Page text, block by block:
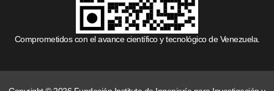
Comprometidos con el avance científico y tecnológico de Venezuela.